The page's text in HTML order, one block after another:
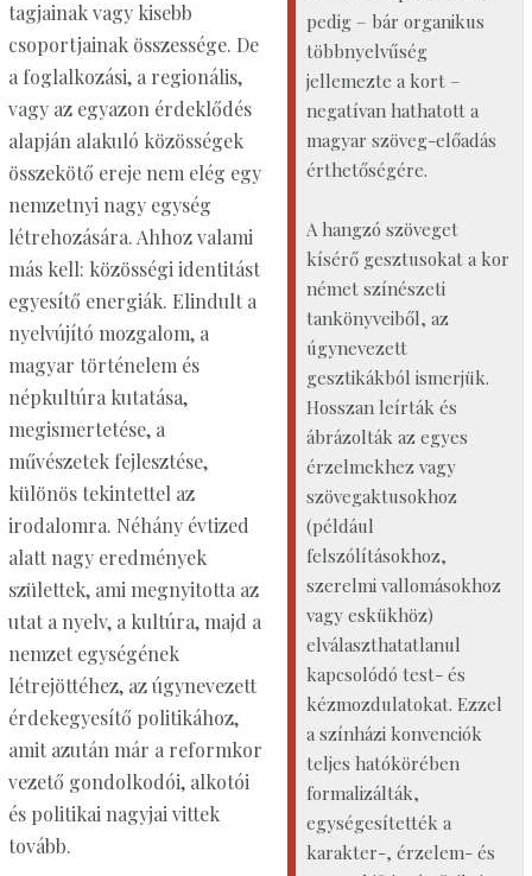
pedig – bár organikus
többnyelvűség
jellemezte a kort –
negatívan hathatott a
magyar szöveg-előadás
érthetőségére.
A hangzó szöveget
kísérő gesztusokat a kor
német színészeti
tankönyveiből, az
úgynevezett
gesztikákból ismerjük.
Hosszan leírták és
ábrázolták az egyes
érzelmekhez vagy
szövegaktusokhoz
(például
felszólításokhoz,
szerelmi vallomásokhoz
vagy eskükhöz)
elválaszthatatlanul
kapcsolódó test- és
kézmozdulatokat. Ezzel
a színházi konvenciók
teljes hatókörében
formalizálták,
egységesítették a
karakter-, érzelem- és
tagjainak vagy kisebb
csoportjainak összessége. De
a foglalkozási, a regionális,
vagy az egyazon érdeklődés
alapján alakuló közösségek
összekötő ereje nem elég egy
nemzetnyi nagy egység
létrehozására. Ahhoz valami
más kell: közösségi identitást
egyesítő energiák. Elindult a
nyelvújító mozgalom, a
magyar történelem és
népkultúra kutatása,
megismertetése, a
művészetek fejlesztése,
különös tekintettel az
irodalomra. Néhány évtized
alatt nagy eredmények
születtek, ami megnyitotta az
utat a nyelv, a kultúra, majd a
nemzet egységének
létrejöttéhez, az úgynevezett
érdekegyesítő politikához,
amit azután már a reformkor
vezető gondolkodói, alkotói
és politikai nagyjai vittek
tovább.